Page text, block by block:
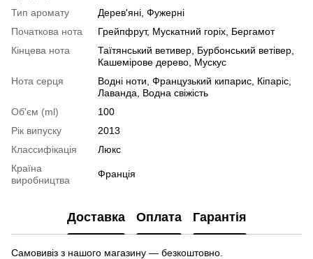
Тип аромату
Дерев'яні, Фужерні
Початкова нота
Грейпфрут, Мускатний горіх, Бергамот
Кінцева нота
Таїтянський ветивер, Бурбонський ветівер,
Кашемірове дерево, Мускус
Нота серця
Водні ноти, Французький кипарис, Кіпаріс,
Лаванда, Водна свіжість
Об'єм (ml)
100
Рік випуску
2013
Классифікація
Люкс
Країна
виробництва
Франція
Доставка Оплата Гарантія
Самовивіз з нашого магазину — безкоштовно.